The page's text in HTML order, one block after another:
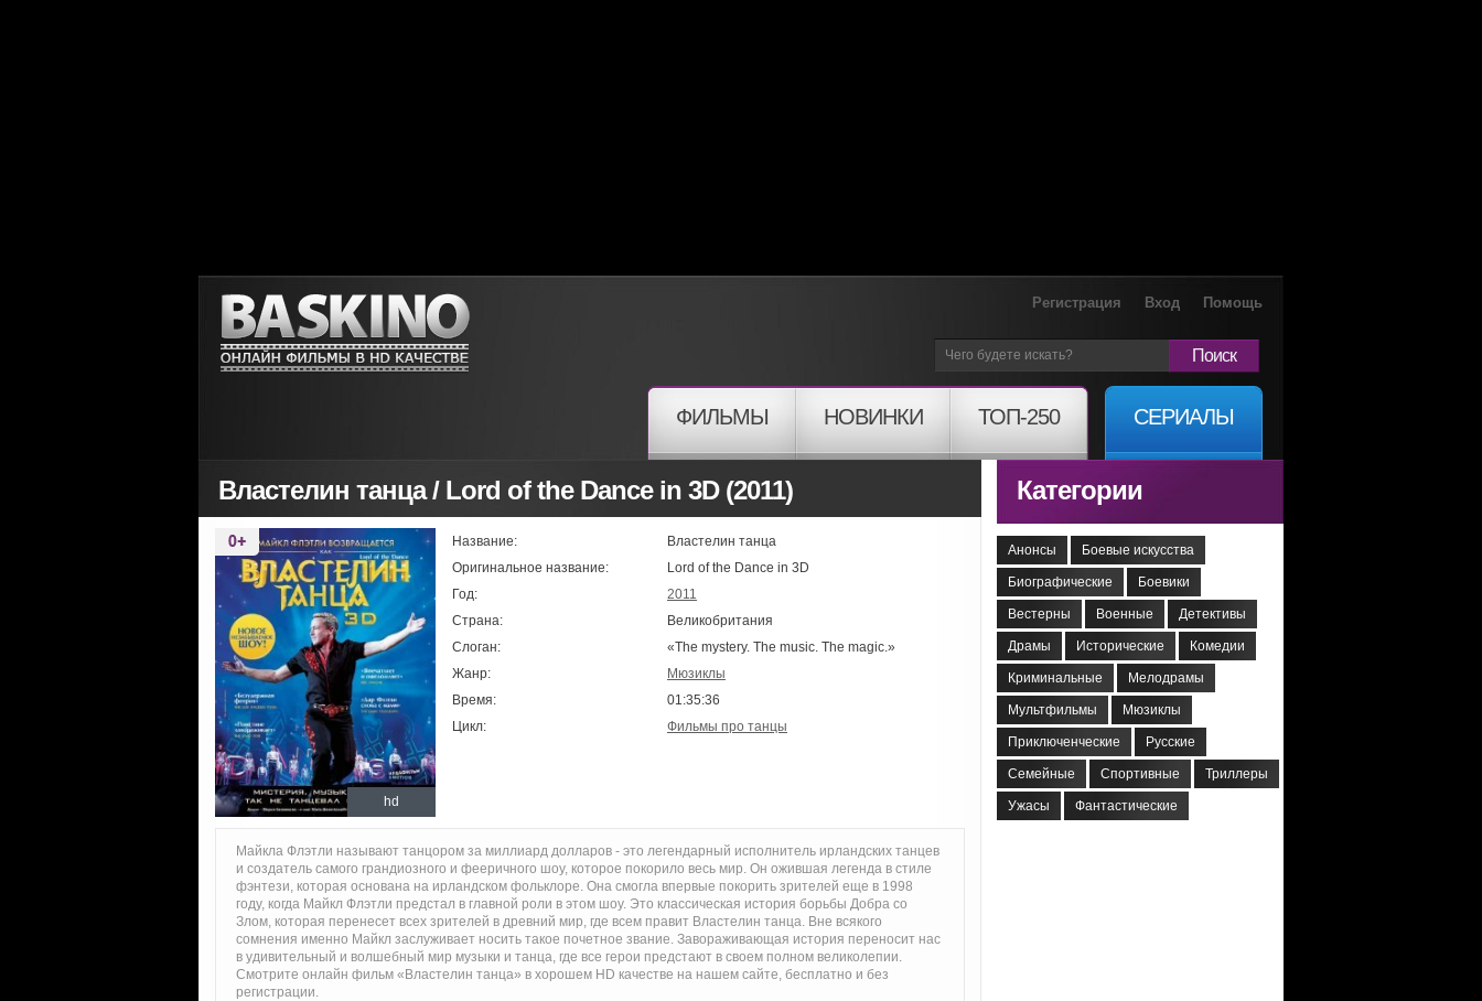
Регистрация Вход Помощь
Поиск
ФИЛЬМЫ НОВИНКИ ТОП-250 СЕРИАЛЫ
Властелин танца / Lord of the Dance in 3D (2011)
hd
Название:
Властелин танца
Оригинальное название:
Lord of the Dance in 3D
Год:
2011
Страна:
Великобритания
Слоган:
«The mystery. The music. The magic.»
Жанр:
Мюзиклы
Время:
01:35:36
Цикл:
Фильмы про танцы
Майкла Флэтли называют танцором за миллиард долларов - это легендарный исполнитель ирландских танцев
и создатель самого грандиозного и фееричного шоу, которое покорило весь мир. Он ожившая легенда в стиле
фэнтези, которая основана на ирландском фольклоре. Она смогла впервые покорить зрителей еще в 1998
году, когда Майкл Флэтли предстал в главной роли в этом шоу. Это классическая история борьбы Добра со
Злом, которая перенесет всех зрителей в древний мир, где всем правит Властелин танца. Вне всякого
сомнения именно Майкл заслуживает носить такое почетное звание. Завораживающая история переносит нас
в удивительный и волшебный мир музыки и танца, где все герои предстают в своем полном великолепии.
Смотрите онлайн фильм «Властелин танца» в хорошем HD качестве на нашем сайте, бесплатно и без
регистрации.
Категории
Анонсы Боевые искусства
Биографические Боевики
Вестерны Военные Детективы
Драмы Исторические Комедии
Криминальные Мелодрамы
Мультфильмы Мюзиклы
Приключенческие Русские
Семейные Спортивные Триллеры
Ужасы Фантастические